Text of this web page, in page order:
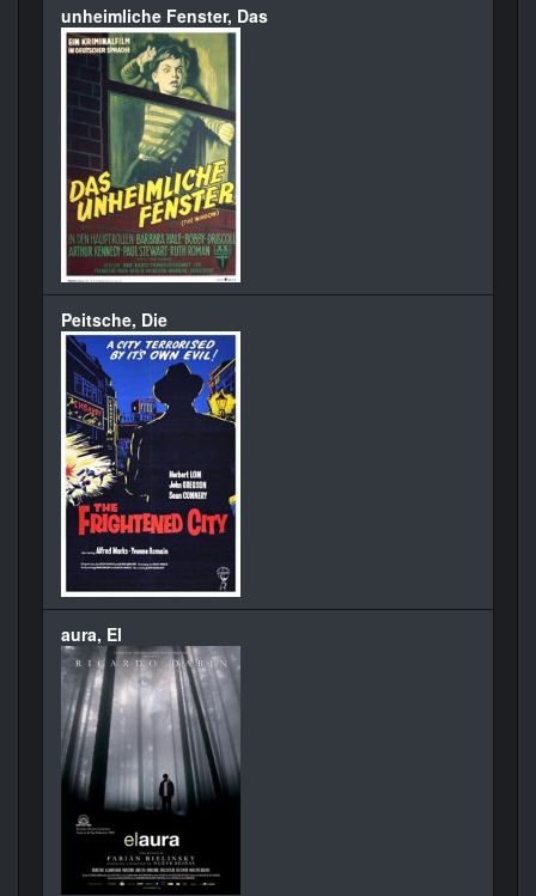
unheimliche Fenster, Das
Peitsche, Die
aura, El